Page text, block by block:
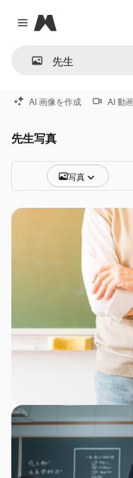
Close menu
Magnific
AI 画像を作成 AI 動
先生写真
写真